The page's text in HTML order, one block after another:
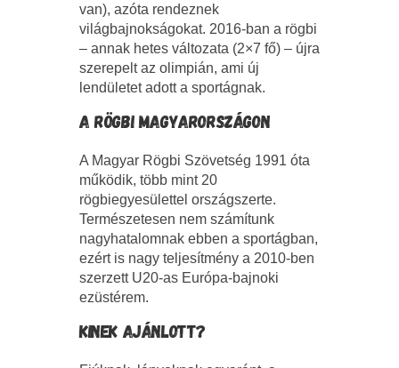
van), azóta rendeznek
világbajnokságokat. 2016-ban a rögbi
– annak hetes változata (2×7 fő) – újra
szerepelt az olimpián, ami új
lendületet adott a sportágnak.
A RÖGBI MAGYARORSZÁGON
A Magyar Rögbi Szövetség 1991 óta
működik, több mint 20
rögbiegyesülettel országszerte.
Természetesen nem számítunk
nagyhatalomnak ebben a sportágban,
ezért is nagy teljesítmény a 2010-ben
szerzett U20-as Európa-bajnoki
ezüstérem.
KINEK AJÁNLOTT?